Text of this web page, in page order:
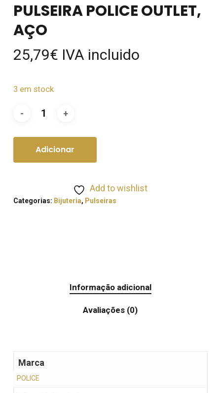
PULSEIRA POLICE OUTLET,
AÇO
25,79€ IVA incluido
3 em stock
Adicionar
Add to wishlist
Categorias: Bijuteria, Pulseiras
Informação adicional
Avaliações (0)
Marca
POLICE